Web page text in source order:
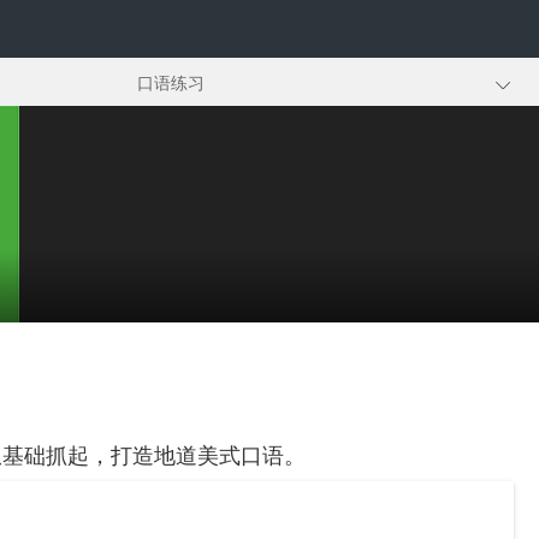
口语练习
础抓起，打造地道美式口语。